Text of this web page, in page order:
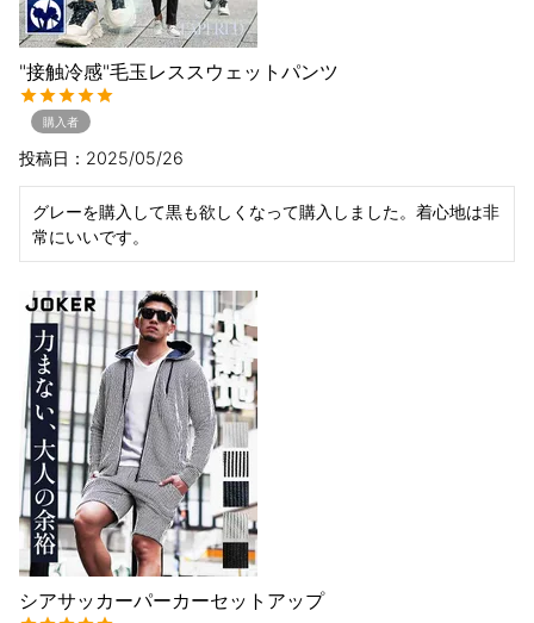
"接触冷感"毛玉レススウェットパンツ
購入者
投稿日 2025/05/26
グレーを購入して黒も欲しくなって購入しました。着心地は非
常にいいです。
シアサッカーパーカーセットアップ